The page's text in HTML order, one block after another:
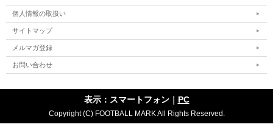
個人情報の取扱い
サイトマップ
メルマガ登録
お問い合わせ
表示：スマートフォン｜ PC
Copyright (C) FOOTBALL MARK All Rights Reserved.